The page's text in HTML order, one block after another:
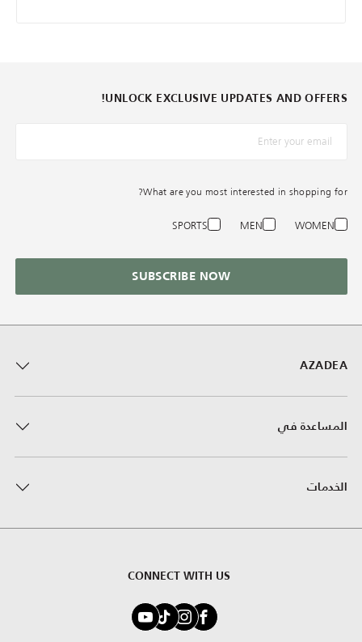
AZADEA
المساعدة في
الخدمات
CONNECT WITH US
UNLOCK EXCLUSIVE UPDATES AND OFFERS!
*البريد الإلكترونيّ
What are you most interested in shopping for?
WOMEN
MEN
SPORTS
SUBSCRIBE NOW